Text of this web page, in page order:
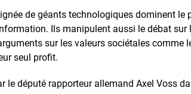
de géants technologiques dominent le
Ils manipulent aussi le débat sur
sur les valeurs sociétales comme
seul profit.
député rapporteur allemand Axel Voss